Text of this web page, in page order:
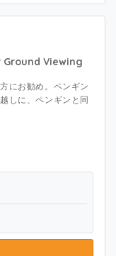
Ground Viewing
にお勧め。ペンギン
しに、ペンギンと同